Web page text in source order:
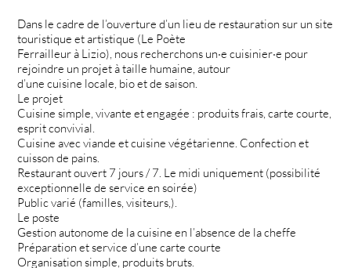
Dans le cadre de l’ouverture d’un lieu de restauration sur un site
touristique et artistique (Le Poète
Ferrailleur à Lizio), nous recherchons un·e cuisinier·e pour
rejoindre un projet à taille humaine, autour
d’une cuisine locale, bio et de saison.
Le projet
Cuisine simple, vivante et engagée : produits frais, carte courte,
esprit convivial.
Cuisine avec viande et cuisine végétarienne. Confection et
cuisson de pains.
Restaurant ouvert 7 jours / 7. Le midi uniquement (possibilité
exceptionnelle de service en soirée)
Public varié (familles, visiteurs,).
Le poste
Gestion autonome de la cuisine en l’absence de la cheffe
Préparation et service d’une carte courte
Organisation simple, produits bruts.